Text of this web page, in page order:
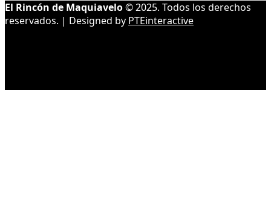
El Rincón de Maquiavelo© 2025. Todos los derechos
reservados. | Designed by PTEinteractive